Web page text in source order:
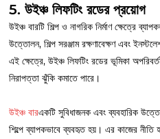
5. উইঞ্চ লিফটিং রডের প্রয়োগ
উইঞ্চ বারটি শিল্প ও নাগরিক নির্মাণ ক্ষেত্রে
উত্তোলন, শিল্প সরঞ্জাম রক্ষণাবেক্ষণ এবং
এই ক্ষেত্রে, উইঞ্চ লিফটিং রডের ভূমিকা
নিরাপত্তা ঝুঁকি কমাতে পারে।
উইঞ্চ বারএকটি সুবিধাজনক এবং ব্যবহারিক
শিল্পে ব্যাপকভাবে ব্যবহৃত হয়। এর কাজের